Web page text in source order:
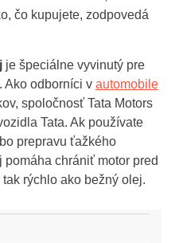
čo kupujete, zodpovedá
je špeciálne vyvinutý pre
Ako odborníci v automobile
spoločnosť Tata Motors
Tata. Ak používate
prepravu ťažkého
chrániť motor pred
rýchlo ako bežný olej.